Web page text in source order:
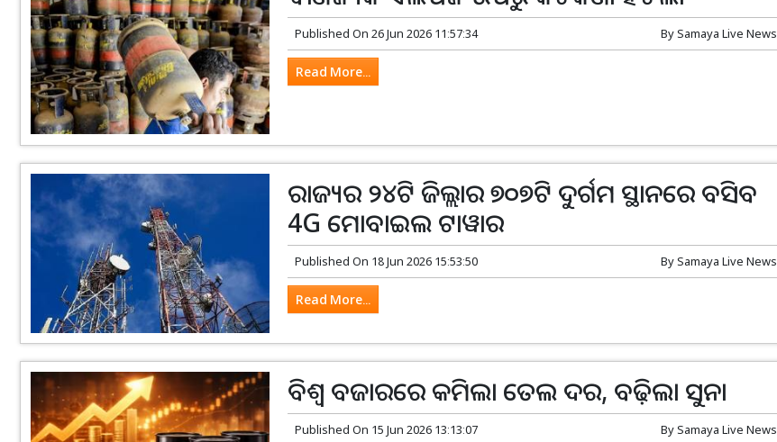
Published On 26 Jun 2026 11:57:34 BySamaya Live News
Read More...
ରାଜ୍ୟର ୨୪ଟି ଜିଲ୍ଲାର ୭୦୭ଟି ଦୁର୍ଗମ ସ୍ଥାନରେ ବସିବ
4G ମୋବାଇଲ ଟାୱାର
Published On 18 Jun 2026 15:53:50 BySamaya Live News
Read More...
ବିଶ୍ୱ ବଜାରରେ କମିଲା ତେଲ ଦର, ବଢ଼ିଲା ସୁନା
Published On 15 Jun 2026 13:13:07 BySamaya Live News